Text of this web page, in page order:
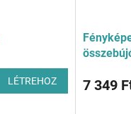
LÉTREHOZ 7 349